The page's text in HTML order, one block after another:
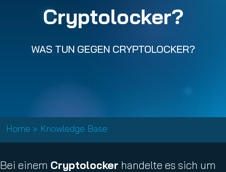
Cryptolocker?
WAS TUN GEGEN CRYPTOLOCKER?
Home » Knowledge Base
Bei einem Cryptolocker handelte es sich um